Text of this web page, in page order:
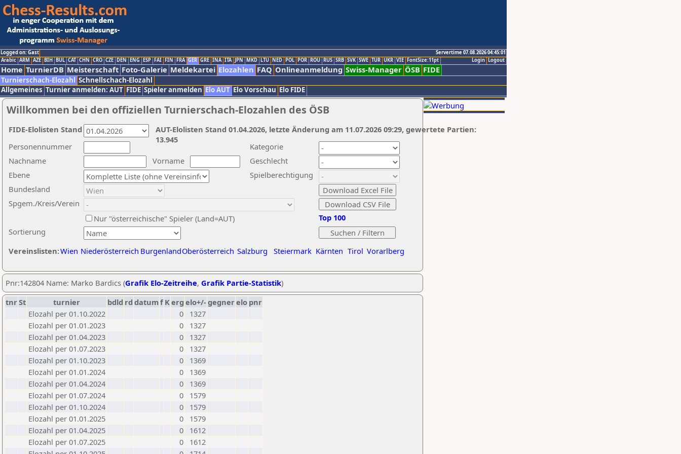
Logged on: Gast
Servertime 07.08.2026 04:45:01
Logout
Login
Arabic ARM AZE BIH BUL CAT CHN CRO CZE DEN ENG ESP FAI FIN FRA GER GRE INA ITA JPN MKD LTU NED POL POR ROU RUS SRB SVK SWE TUR UKR VIE FontSize:11pt
Home TurnierDB Meisterschaft Foto-Galerie Meldekartei Elozahlen FAQ Onlineanmeldung Swiss-Manager ÖSB FIDE
Turnierschach-Elozahl Schnellschach-Elozahl
Allgemeines Turnier anmelden: AUT FIDE Spieler anmelden Elo AUT Elo Vorschau Elo FIDE
Willkommen bei den offiziellen Turnierschach-Elozahlen des ÖSB
Nachname
Vorname
Ebene
Kategorie
Sortierung
Personennummer
Bundesland
Spgem./Kreis/Verein
Geschlecht
Nur "österreichische" Spieler (Land=AUT)
Spielberechtigung
Vereinslisten:Wien Niederösterreich BurgenlandOberösterreich Salzburg Steiermark Kärnten Tirol Vorarlberg
Top 100
AUT-Elolisten Stand 01.04.2026, letzte Änderung am 11.07.2026 09:29, gewertete Partien:
13.945
FIDE-Elolisten Stand
Pnr:142804 Name: Marko Bardics (Grafik Elo-Zeitreihe, Grafik Partie-Statistik)
tnrSt turnier bdld rd datumf Kerg elo+/-gegnerelo pnr
Elozahl per 01.10.2022
0
1327
Elozahl per 01.01.2023
0
1327
Elozahl per 01.04.2023
0
1327
Elozahl per 01.07.2023
0
1327
Elozahl per 01.10.2023
0
1369
Elozahl per 01.01.2024
0
1369
Elozahl per 01.04.2024
0
1369
Elozahl per 01.07.2024
0
1579
Elozahl per 01.10.2024
0
1579
Elozahl per 01.01.2025
0
1579
Elozahl per 01.04.2025
0
1612
Elozahl per 01.07.2025
0
1612